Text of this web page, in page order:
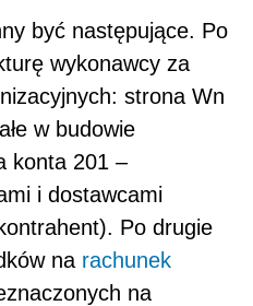
być następujące. Po
wykonawcy za
strona Wn
w budowie
konta 201 –
i dostawcami
Po drugie
na rachunek
na